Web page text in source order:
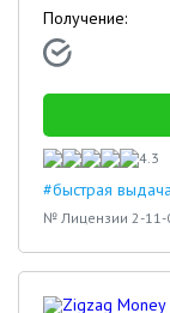
Получение:
4.3
#быстрая выдача
№ Лицензии 2-11-